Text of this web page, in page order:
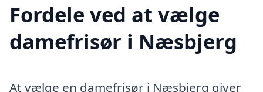
Fordele ved at vælge
damefrisør i Næsbjerg
At vælge en damefrisør i Næsbjerg giver